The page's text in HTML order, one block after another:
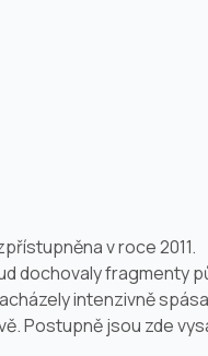
v roce 2011.
dochovaly fragmenty
intenzivně
Postupně jsou zde